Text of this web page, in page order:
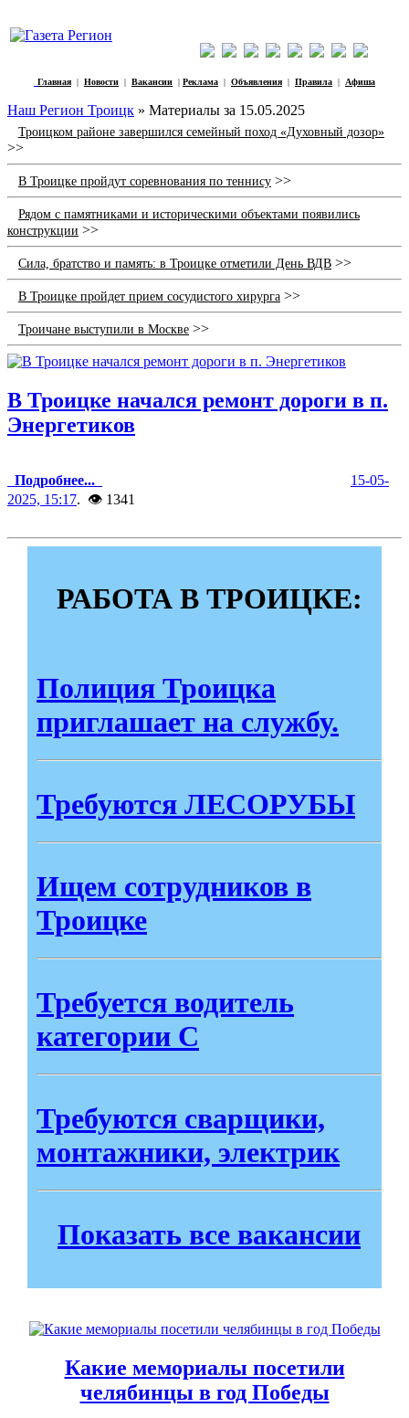
Главная | Новости | Вакансии | Реклама | Объявления | Правила | Афиша
Наш Регион Троицк » Материалы за 15.05.2025
Троицком районе завершился семейный поход «Духовный дозор»
>>
В Троицке пройдут соревнования по теннису >>
Рядом с памятниками и историческими объектами появились
конструкции >>
Сила, братство и память: в Троицке отметили День ВДВ >>
В Троицке пройдет прием сосудистого хирурга >>
Троичане выступили в Москве >>
В Троицке начался ремонт дороги в п.
Энергетиков
Подробнее...
15-05-
2025, 15:17. 👁 1341
РАБОТА В ТРОИЦКЕ:
Полиция Троицка
приглашает на службу.
Требуются ЛЕСОРУБЫ
Ищем сотрудников в
Троицке
Требуется водитель
категории С
Требуются сварщики,
монтажники, электрик
Показать все вакансии
Какие мемориалы посетили
челябинцы в год Победы